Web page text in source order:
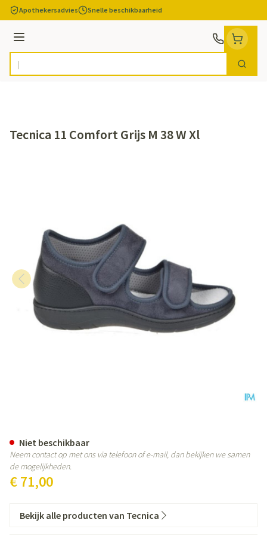
Ga naar de inhoud
Apothekersadvies Snelle beschikbaarheid
Menu
Product, merk, categorie... Zoek
Tecnica 11 Comfort Grijs M 38 W Xl
€ 71,00
Niet beschikbaar
Neem contact op met ons via telefoon of e-mail, dan bekijken we samen
de mogelijkheden.
Bekijk alle producten van Tecnica